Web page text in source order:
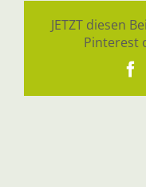
JETZT diesen
Pinterest